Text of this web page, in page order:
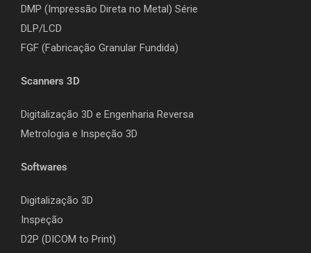
DMP (Impressão Direta no Metal) Série
DLP/LCD
FGF (Fabricação Granular Fundida)
Scanners 3D
Digitalização 3D e Engenharia Reversa
Metrologia e Inspeção 3D
Softwares
Digitalização 3D
Inspeção
D2P (DICOM to Print)